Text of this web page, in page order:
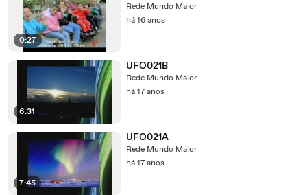
0:27
Rede Mundo Maior
há 16 anos
6:31
UFO021B
Rede Mundo Maior
há 17 anos
7:45
UFO021A
Rede Mundo Maior
há 17 anos